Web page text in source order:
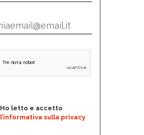
Ho letto e accetto
l’informativa sulla privacy